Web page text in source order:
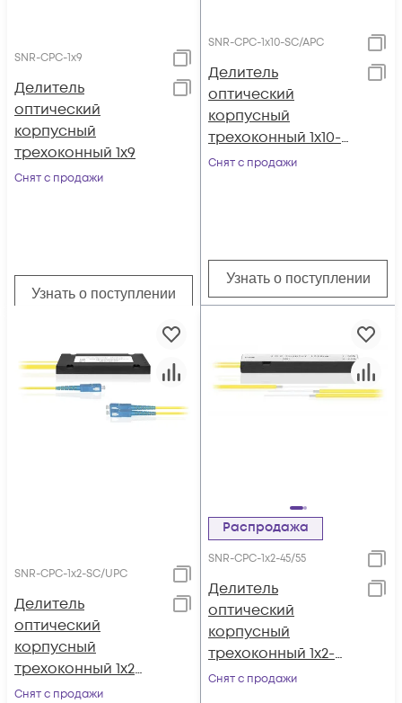
SNR-CPC-1x9
Делитель
оптический
корпусный
трехоконный 1х9
Снят с продажи
Узнать о поступлении
SNR-CPC-1x10-SC/APC
Делитель
оптический
корпусный
трехоконный 1х10-
SC/APC
Снят с продажи
Узнать о поступлении
SNR-CPC-1x2-SC/UPC
Делитель
оптический
корпусный
трехоконный 1х2
SC/UPC
Снят с продажи
Распродажа
SNR-CPС-1x2-45/55
Делитель
оптический
корпусный
трехоконный 1х2-
45/55
Снят с продажи